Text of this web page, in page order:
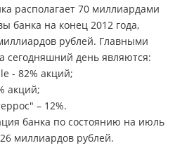
располагает 70 миллиардами
банка на конец 2012 года,
рублей. Главными
сегодняшний день являются:
- 82% акций;
акций;
– 12%.
банка по состоянию на июль
миллиардов рублей.